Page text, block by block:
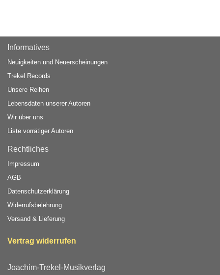
Informatives
Neuigkeiten und Neuerscheinungen
Trekel Records
Unsere Reihen
Lebensdaten unserer Autoren
Wir über uns
Liste vorrätiger Autoren
Rechtliches
Impressum
AGB
Datenschutzerklärung
Widerrufsbelehrung
Versand & Lieferung
Vertrag widerrufen
Joachim-Trekel-Musikverlag